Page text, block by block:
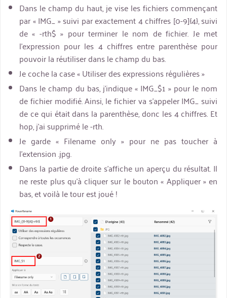
Dans le champ du haut, je vise les fichiers commençant
par « IMG_ » suivi par exactement 4 chiffres [0-9]{4}, suivi
de « -rth$ » pour terminer le nom de fichier. Je met
l’expression pour les 4 chiffres entre parenthèse pour
pouvoir la réutiliser dans le champ du bas.
Je coche la case « Utiliser des expressions régulières »
Dans le champ du bas, j’indique « IMG_$1 » pour le nom
de fichier modifié. Ainsi, le fichier va s’appeler IMG_ suivi
de ce qui était dans la parenthèse, donc les 4 chiffres. Et
hop, j’ai supprimé le -rth.
Je garde « Filename only » pour ne pas toucher à
l’extension .jpg.
Dans la partie de droite s’affiche un aperçu du résultat. Il
ne reste plus qu’à cliquer sur le bouton « Appliquer » en
bas, et voilà le tour est joué !